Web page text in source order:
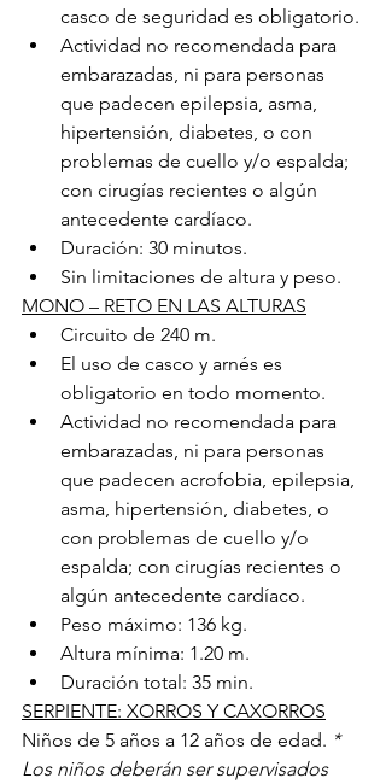
casco de seguridad es obligatorio.
Actividad no recomendada para
embarazadas, ni para personas
que padecen epilepsia, asma,
hipertensión, diabetes, o con
problemas de cuello y/o espalda;
con cirugías recientes o algún
antecedente cardíaco.
Duración: 30 minutos.
Sin limitaciones de altura y peso.
MONO – RETO EN LAS ALTURAS
Circuito de 240 m.
El uso de casco y arnés es
obligatorio en todo momento.
Actividad no recomendada para
embarazadas, ni para personas
que padecen acrofobia, epilepsia,
asma, hipertensión, diabetes, o
con problemas de cuello y/o
espalda; con cirugías recientes o
algún antecedente cardíaco.
Peso máximo: 136 kg.
Altura mínima: 1.20 m.
Duración total: 35 min.
SERPIENTE: XORROS Y CAXORROS
Niños de 5 años a 12 años de edad. *
Los niños deberán ser supervisados